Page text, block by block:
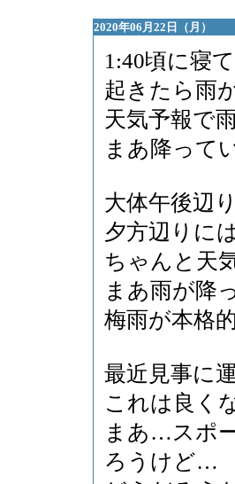
2020年06月22日（月）
1:40頃に寝
起きたら雨
天気予報で
まあ降って
大体午後辺
夕方辺りに
ちゃんと天
まあ雨が降
梅雨が本格
最近見事に
これは良く
まあ…スポ
ろうけど…